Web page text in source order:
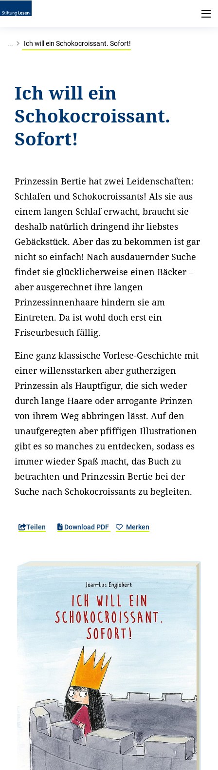
... Ich will ein Schokocroissant. Sofort!
Ich will ein
Schokocroissant.
Sofort!
Prinzessin Bertie hat zwei Leidenschaften:
Schlafen und Schokocroissants! Als sie aus
einem langen Schlaf erwacht, braucht sie
deshalb natürlich dringend ihr liebstes
Gebäckstück. Aber das zu bekommen ist gar
nicht so einfach! Nach ausdauernder Suche
findet sie glücklicherweise einen Bäcker –
aber ausgerechnet ihre langen
Prinzessinnenhaare hindern sie am
Eintreten. Da ist wohl doch erst ein
Friseurbesuch fällig.
Eine ganz klassische Vorlese-Geschichte mit
einer willensstarken aber gutherzigen
Prinzessin als Hauptfigur, die sich weder
durch lange Haare oder arrogante Prinzen
von ihrem Weg abbringen lässt. Auf den
unaufgeregten aber pfiffigen Illustrationen
gibt es so manches zu entdecken, sodass es
immer wieder Spaß macht, das Buch zu
betrachten und Prinzessin Bertie bei der
Suche nach Schokocroissants zu begleiten.
Teilen Download PDF Merken